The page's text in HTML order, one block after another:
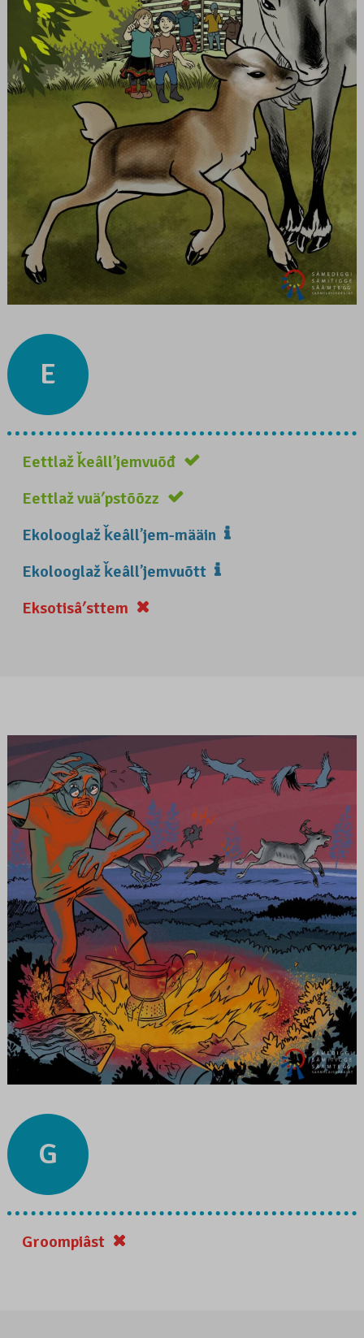
E
Eettlaž ǩeâllʼjemvuõđ
Eettlaž vuäʹpstõõzz
Ekolooglaž ǩeâllʼjem-määin
Ekolooglaž ǩeâllʼjemvuõtt
Eksotisâʹsttem
G
Groompiâst